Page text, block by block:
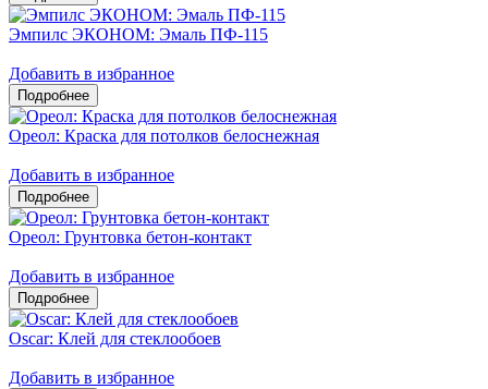
Эмпилс ЭКОНОМ: Эмаль ПФ-115
Добавить в избранное
Ореол: Краска для потолков белоснежная
Добавить в избранное
Ореол: Грунтовка бетон-контакт
Добавить в избранное
Oscar: Клей для стеклообоев
Добавить в избранное